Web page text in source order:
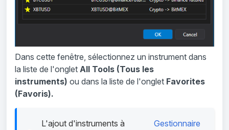
Dans cette fenêtre, sélectionnez un instrument dans
la liste de l'onglet All Tools (Tous les
instruments) ou dans la liste de l'onglet Favorites
(Favoris).
L'ajout d'instruments à
Gestionnaire